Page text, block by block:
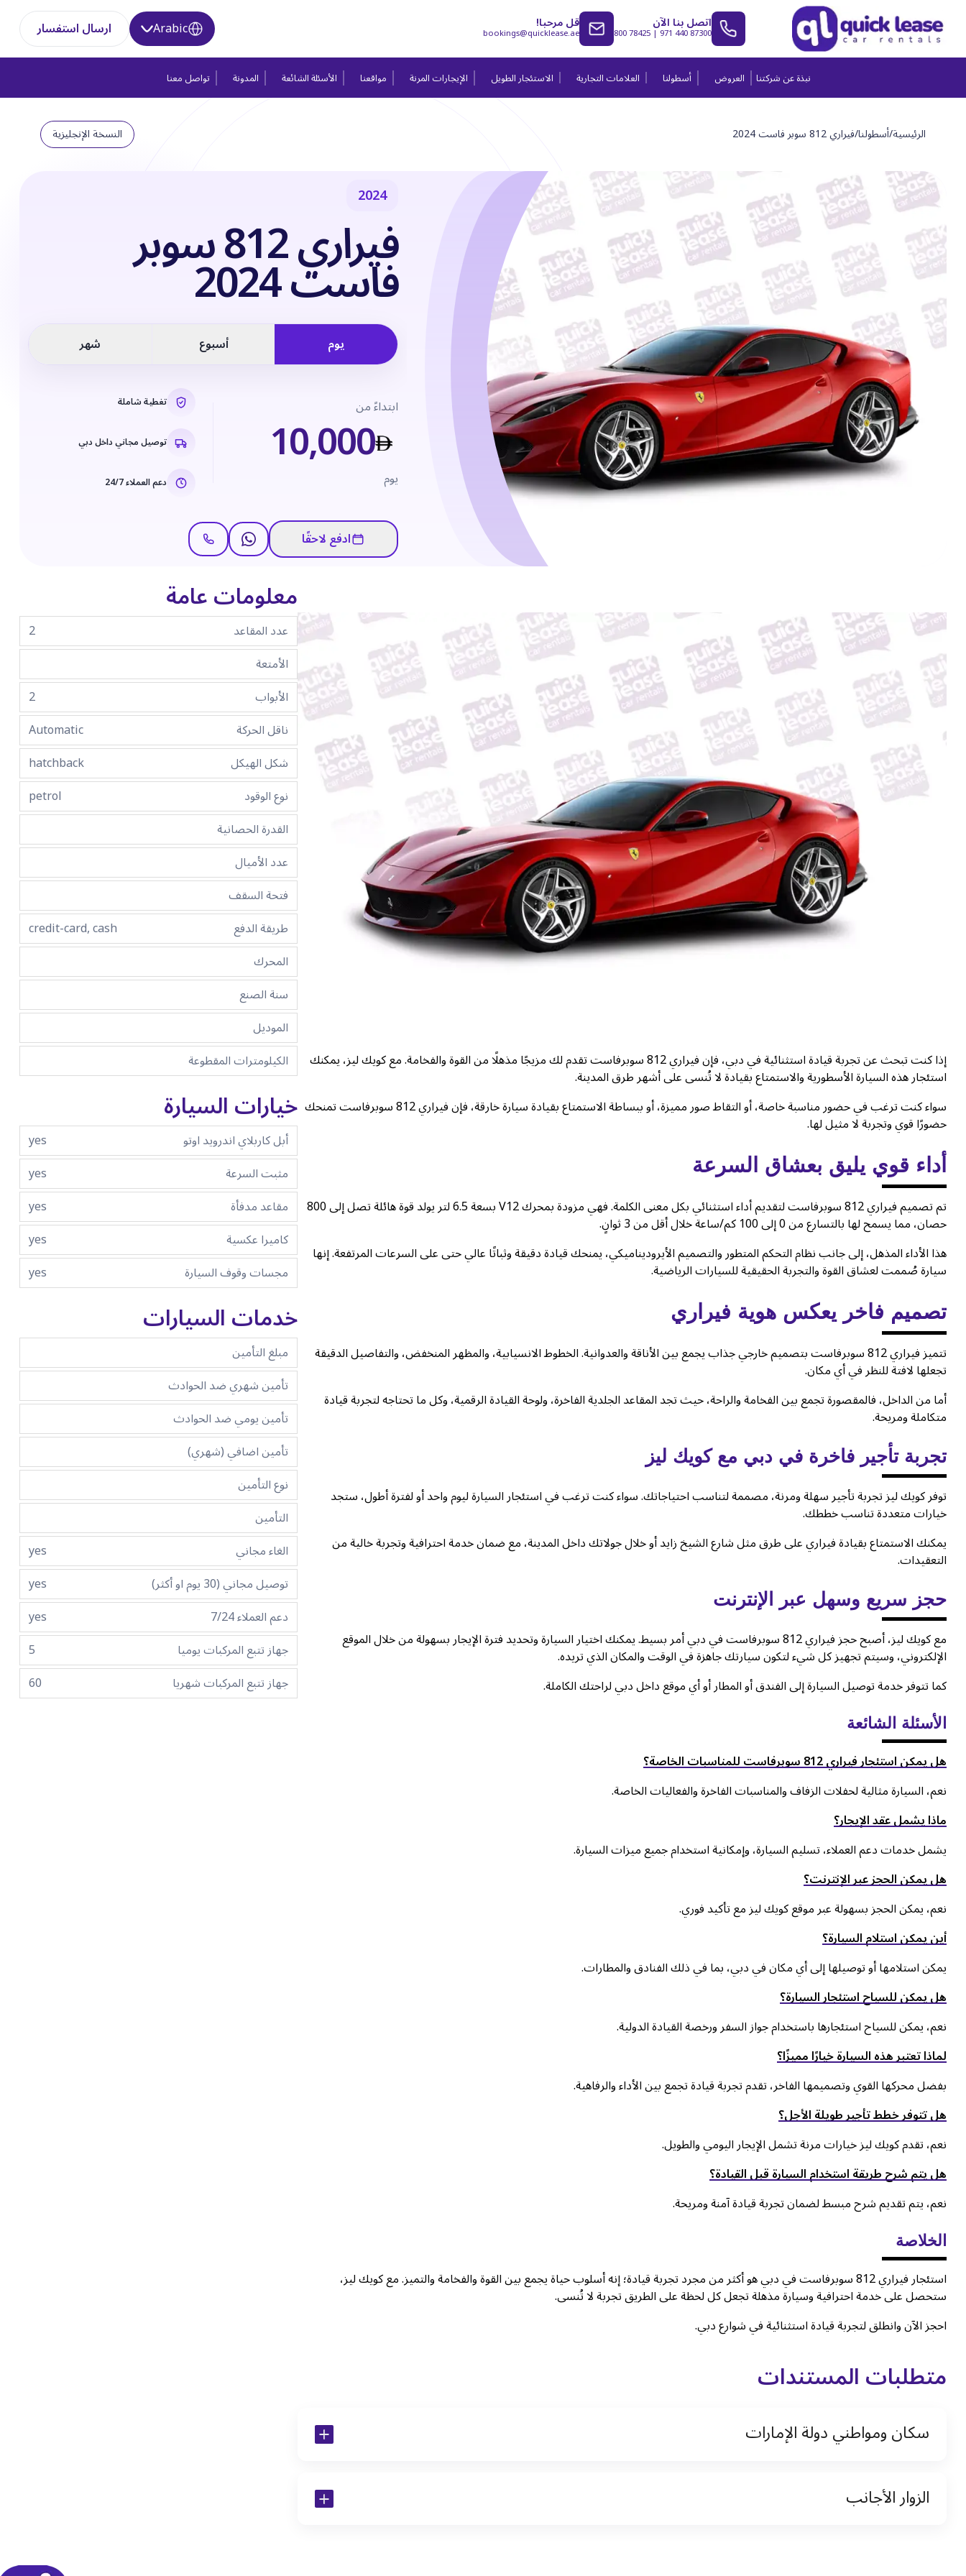
اتصل بنا الآن800 78425 |971 440 87300 قل مرحبا!
bookings@quicklease.ae
Arabic ارسال استفسار
نبذة عن شركتنا العروض أسطولنا العلامات التجارية الاستئجار الطويل الإيجارات المرنة مواقعنا الأسئلة الشائعة المدونة تواصل معنا
الرئيسية/أسطولنا/فيراري 812 سوبر فاست 2024 النسخة الإنجليزية
2024
فيراري 812 سوبر فاست 2024
يوم أسبوع شهر
ابتداءً من10,000 يوم
تغطية شاملة
توصيل مجاني داخل دبي
دعم العملاء 24/7
ادفع لاحقًا
إذا كنت تبحث عن تجربة قيادة استثنائية في دبي، فإن فيراري 812 سوبرفاست تقدم لك مزيجًا مذهلًا من القوة والفخامة. مع كويك ليز، يمكنك
استئجار هذه السيارة الأسطورية والاستمتاع بقيادة لا تُنسى على أشهر طرق المدينة.
سواء كنت ترغب في حضور مناسبة خاصة، أو التقاط صور مميزة، أو ببساطة الاستمتاع بقيادة سيارة خارقة، فإن فيراري 812 سوبرفاست تمنحك
حضورًا قوي وتجربة لا مثيل لها.
أداء قوي يليق بعشاق السرعة
تم تصميم فيراري 812 سوبرفاست لتقديم أداء استثنائي بكل معنى الكلمة. فهي مزودة بمحرك V12 بسعة 6.5 لتر يولد قوة هائلة تصل إلى 800
حصان، مما يسمح لها بالتسارع من 0 إلى 100 كم/ساعة خلال أقل من 3 ثوانٍ.
هذا الأداء المذهل، إلى جانب نظام التحكم المتطور والتصميم الأيروديناميكي، يمنحك قيادة دقيقة وثباتًا عالي حتى على السرعات المرتفعة. إنها
سيارة صُممت لعشاق القوة والتجربة الحقيقية للسيارات الرياضية.
تصميم فاخر يعكس هوية فيراري
تتميز فيراري 812 سوبرفاست بتصميم خارجي جذاب يجمع بين الأناقة والعدوانية. الخطوط الانسيابية، والمظهر المنخفض، والتفاصيل الدقيقة
تجعلها لافتة للنظر في أي مكان.
أما من الداخل، فالمقصورة تجمع بين الفخامة والراحة، حيث تجد المقاعد الجلدية الفاخرة، ولوحة القيادة الرقمية، وكل ما تحتاجه لتجربة قيادة
متكاملة ومريحة.
تجربة تأجير فاخرة في دبي مع كويك ليز
توفر كويك ليز تجربة تأجير سهلة ومرنة، مصممة لتناسب احتياجاتك. سواء كنت ترغب في استئجار السيارة ليوم واحد أو لفترة أطول، ستجد
خيارات متعددة تناسب خططك.
يمكنك الاستمتاع بقيادة فيراري على طرق مثل شارع الشيخ زايد أو خلال جولاتك داخل المدينة، مع ضمان خدمة احترافية وتجربة خالية من
التعقيدات.
حجز سريع وسهل عبر الإنترنت
مع كويك ليز، أصبح حجز فيراري 812 سوبرفاست في دبي أمر بسيط. يمكنك اختيار السيارة وتحديد فترة الإيجار بسهولة من خلال الموقع
الإلكتروني، وسيتم تجهيز كل شيء لتكون سيارتك جاهزة في الوقت والمكان الذي تريده.
كما تتوفر خدمة توصيل السيارة إلى الفندق أو المطار أو أي موقع داخل دبي لراحتك الكاملة.
الأسئلة الشائعة
هل يمكن استئجار فيراري 812 سوبرفاست للمناسبات الخاصة؟
نعم، السيارة مثالية لحفلات الزفاف والمناسبات الفاخرة والفعاليات الخاصة.
ماذا يشمل عقد الإيجار؟
يشمل خدمات دعم العملاء، تسليم السيارة، وإمكانية استخدام جميع ميزات السيارة.
هل يمكن الحجز عبر الإنترنت؟
نعم، يمكن الحجز بسهولة عبر موقع كويك ليز مع تأكيد فوري.
أين يمكن استلام السيارة؟
يمكن استلامها أو توصيلها إلى أي مكان في دبي، بما في ذلك الفنادق والمطارات.
هل يمكن للسياح استئجار السيارة؟
نعم، يمكن للسياح استئجارها باستخدام جواز السفر ورخصة القيادة الدولية.
لماذا تعتبر هذه السيارة خيارًا مميزًا؟
بفضل محركها القوي وتصميمها الفاخر، تقدم تجربة قيادة تجمع بين الأداء والرفاهية.
هل تتوفر خطط تأجير طويلة الأجل؟
نعم، تقدم كويك ليز خيارات مرنة تشمل الإيجار اليومي والطويل.
هل يتم شرح طريقة استخدام السيارة قبل القيادة؟
نعم، يتم تقديم شرح مبسط لضمان تجربة قيادة آمنة ومريحة.
الخلاصة
استئجار فيراري 812 سوبرفاست في دبي هو أكثر من مجرد تجربة قيادة؛ إنه أسلوب حياة يجمع بين القوة والفخامة والتميز. مع كويك ليز،
ستحصل على خدمة احترافية وسيارة مذهلة تجعل كل لحظة على الطريق تجربة لا تُنسى.
احجز الآن وانطلق لتجربة قيادة استثنائية في شوارع دبي.
متطلبات المستندات
سكان ومواطني دولة الإمارات
نسخة من تأشيرة الاقامة
الزوار الأجانب
معلومات عامة
عدد المقاعد
2
الأمتعة
الأبواب
2
ناقل الحركة
Automatic
شكل الهيكل
hatchback
نوع الوقود
petrol
القدرة الحصانية
عدد الأميال
فتحة السقف
طريقة الدفع
credit-card, cash
المحرك
سنة الصنع
الموديل
الكيلومترات المقطوعة
خيارات السيارة
أبل كاربلاي اندرويد اوتو
yes
مثبت السرعة
yes
مقاعد مدفأة
yes
كاميرا عكسية
yes
مجسات وقوف السيارة
yes
خدمات السيارات
مبلغ التأمين
تأمين شهري ضد الحوادث
تأمين يومي ضد الحوادث
تأمين اضافي (شهري)
نوع التأمين
التأمين
الغاء مجاني
yes
توصيل مجاني (30 يوم او أكثر)
yes
دعم العملاء 7/24
yes
جهاز تتبع المركبات يوميا
5
جهاز تتبع المركبات شهريا
60